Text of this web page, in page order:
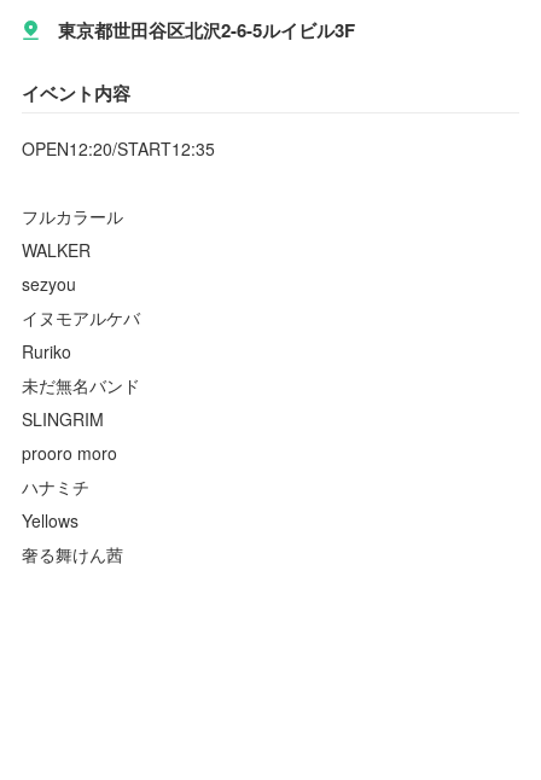
東京都世田谷区北沢2-6-5ルイビル3F
イベント内容
OPEN12:20/START12:35
フルカラール
WALKER
sezyou
イヌモアルケバ
Ruriko
未だ無名バンド
SLINGRIM
prooro moro
ハナミチ
Yellows
奢る舞けん茜